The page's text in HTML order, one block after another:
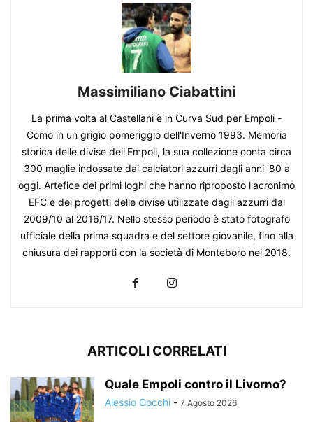
Massimiliano Ciabattini
La prima volta al Castellani è in Curva Sud per Empoli -
Como in un grigio pomeriggio dell'Inverno 1993. Memoria
storica delle divise dell'Empoli, la sua collezione conta circa
300 maglie indossate dai calciatori azzurri dagli anni '80 a
oggi. Artefice dei primi loghi che hanno riproposto l'acronimo
EFC e dei progetti delle divise utilizzate dagli azzurri dal
2009/10 al 2016/17. Nello stesso periodo è stato fotografo
ufficiale della prima squadra e del settore giovanile, fino alla
chiusura dei rapporti con la società di Monteboro nel 2018.
ARTICOLI CORRELATI
Quale Empoli contro il Livorno?
Alessio Cocchi - 7 Agosto 2026